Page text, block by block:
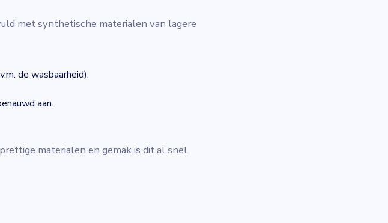
met synthetische materialen van lagere
de wasbaarheid).
aan.
materialen en gemak is dit al snel